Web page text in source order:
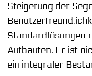
Steigerung der
Standardlösungen
Aufbauten. Er ist
ein integraler